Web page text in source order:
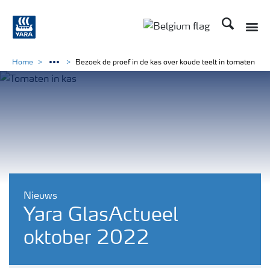
Zoek op
Nieuws
Yara GlasActueel
oktober 2022
Home Bezoek de proef in de kas over koude teelt in tomaten